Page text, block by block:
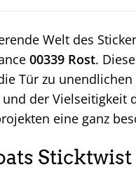
Welt des
00339 Rost.
Tür zu
der
eine ganz
Sticktwist